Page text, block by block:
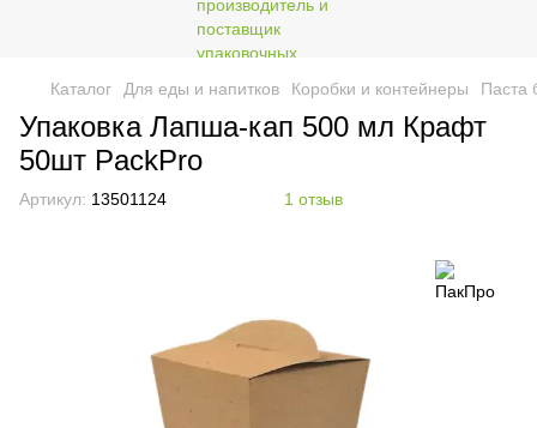
Каталог Для еды и напитков Коробки и контейнеры Паста
Упаковка Лапша-кап 500 мл Крафт
50шт PackPro
Артикул: 13501124 1 отзыв